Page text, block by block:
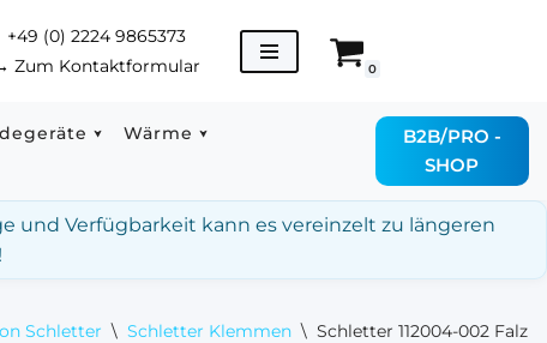
+49 (0) 2224 9865373
Zum Kontaktformular 0
Wärme
B2B/PRO -
SHOP
und Verfügbarkeit kann es vereinzelt zu längeren
Schletter \ Schletter Klemmen \ Schletter 112004-002